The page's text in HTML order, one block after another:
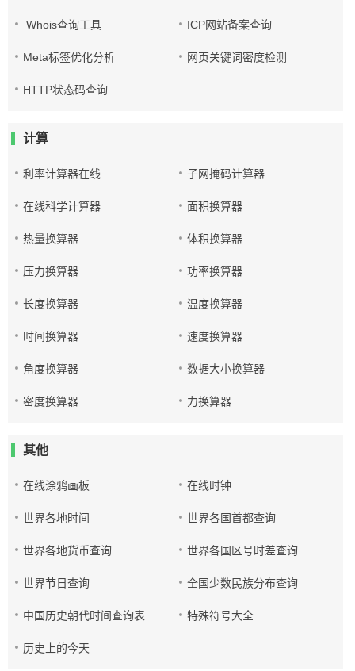
Whois查询工具 ICP网站备案查询
Meta标签优化分析 网页关键词密度检测
HTTP状态码查询
计算
利率计算器在线 子网掩码计算器
在线科学计算器 面积换算器
热量换算器 体积换算器
压力换算器 功率换算器
长度换算器 温度换算器
时间换算器 速度换算器
角度换算器 数据大小换算器
密度换算器 力换算器
其他
在线涂鸦画板 在线时钟
世界各地时间 世界各国首都查询
世界各地货币查询 世界各国区号时差查询
世界节日查询 全国少数民族分布查询
中国历史朝代时间查询表 特殊符号大全
历史上的今天